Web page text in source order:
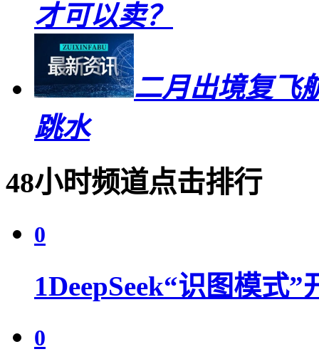
才可以卖？
二月出境复飞
跳水
48小时频道点击排行
0
1DeepSeek“识图模式
0